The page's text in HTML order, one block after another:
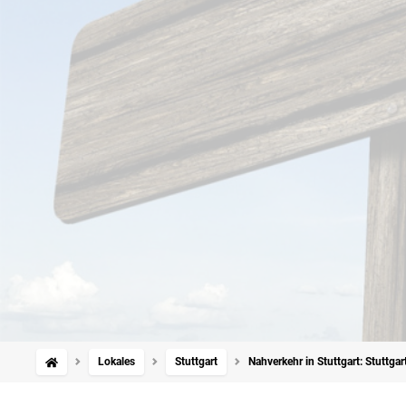
Lokales Stuttgart Nahverkehr in Stuttgart: